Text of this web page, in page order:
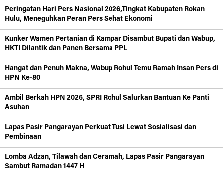
Peringatan Hari Pers Nasional 2026,Tingkat Kabupaten Rokan
Hulu, Meneguhkan Peran Pers Sehat Ekonomi
Kunker Wamen Pertanian di Kampar Disambut Bupati dan Wabup,
HKTI Dilantik dan Panen Bersama PPL
Hangat dan Penuh Makna, Wabup Rohul Temu Ramah Insan Pers di
HPN Ke-80
Ambil Berkah HPN 2026, SPRI Rohul Salurkan Bantuan Ke Panti
Asuhan
Lapas Pasir Pangarayan Perkuat Tusi Lewat Sosialisasi dan
Pembinaan
Lomba Adzan, Tilawah dan Ceramah, Lapas Pasir Pangarayan
Sambut Ramadan 1447 H